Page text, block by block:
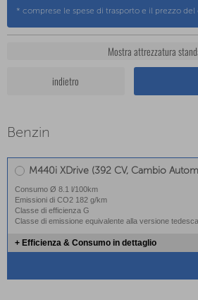
* comprese le spese di trasporto e il prezzo del
Mostra attrezzatura
indietro
Benzin
M440i XDrive (392 CV, Cambio
Consumo Ø 8.1 l/100km
Emissioni di CO2 182 g/km
Classe di efficienza G
Classe di emissione equivalente alla versione tedesca
+ Efficienza & Consumo in dettaglio